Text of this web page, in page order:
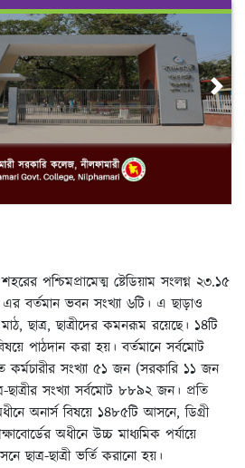
পশ্চিমপ্রামেত্ম ষ্টেডিয়াম সংলগ্ন ২৩.১৫
বর্তমান ভবন সংখ্যা ৬টি। এ ছাড়াও
ছাত্র, ছাত্রীদের কমনরূম রয়েছে। ১৪টি
পাঠদান করা হয়। বর্তমানে সর্বমোট
সংখ্যা ৫১ জন (সরকারি ১১ জন
সংখ্যা সর্বমোট ৮৮৯২ জন। প্রতি
অনার্স বিষয়ে ১৪৮৫টি আসনে, ডিগ্রী
অধীনে উচ্চ মাধ্যমিক পর্যায়ে
ছাত্র-ছাত্রী ভর্তি করানো হয়।